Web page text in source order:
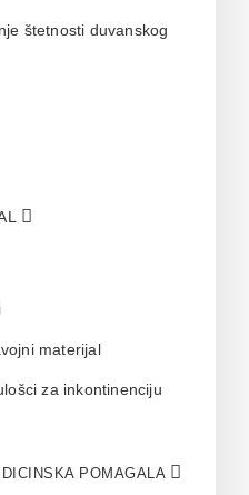
štetnosti duvanskog
materijal
za inkontinenciju
POMAGALA